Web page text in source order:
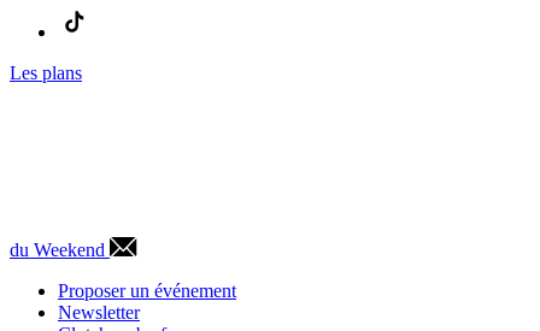
Les plans
du Weekend
Proposer un événement
Newsletter